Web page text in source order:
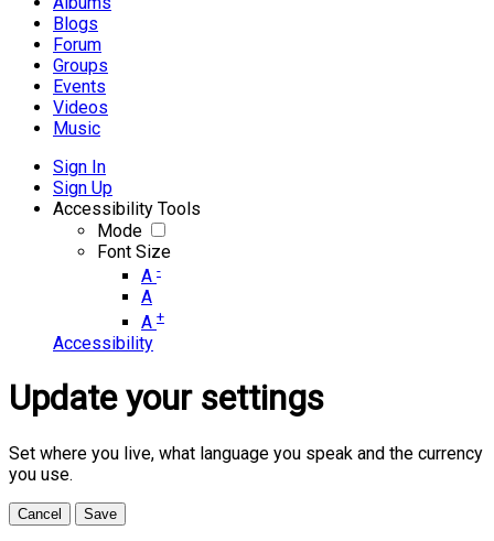
Blogs
Forum
Groups
Events
Videos
Music
Sign In
Sign Up
Accessibility Tools
Mode
Font Size
A -
A
A +
Accessibility
Update your settings
Set where you live, what language you speak and the currency
you use.
Cancel Save